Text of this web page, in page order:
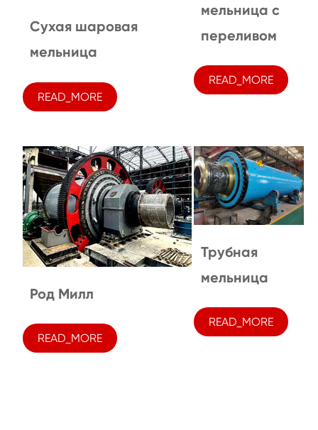
Сухая шаровая
мельница
READ_MORE
мельница с
переливом
READ_MORE
Род Милл
READ_MORE
Трубная
мельница
READ_MORE